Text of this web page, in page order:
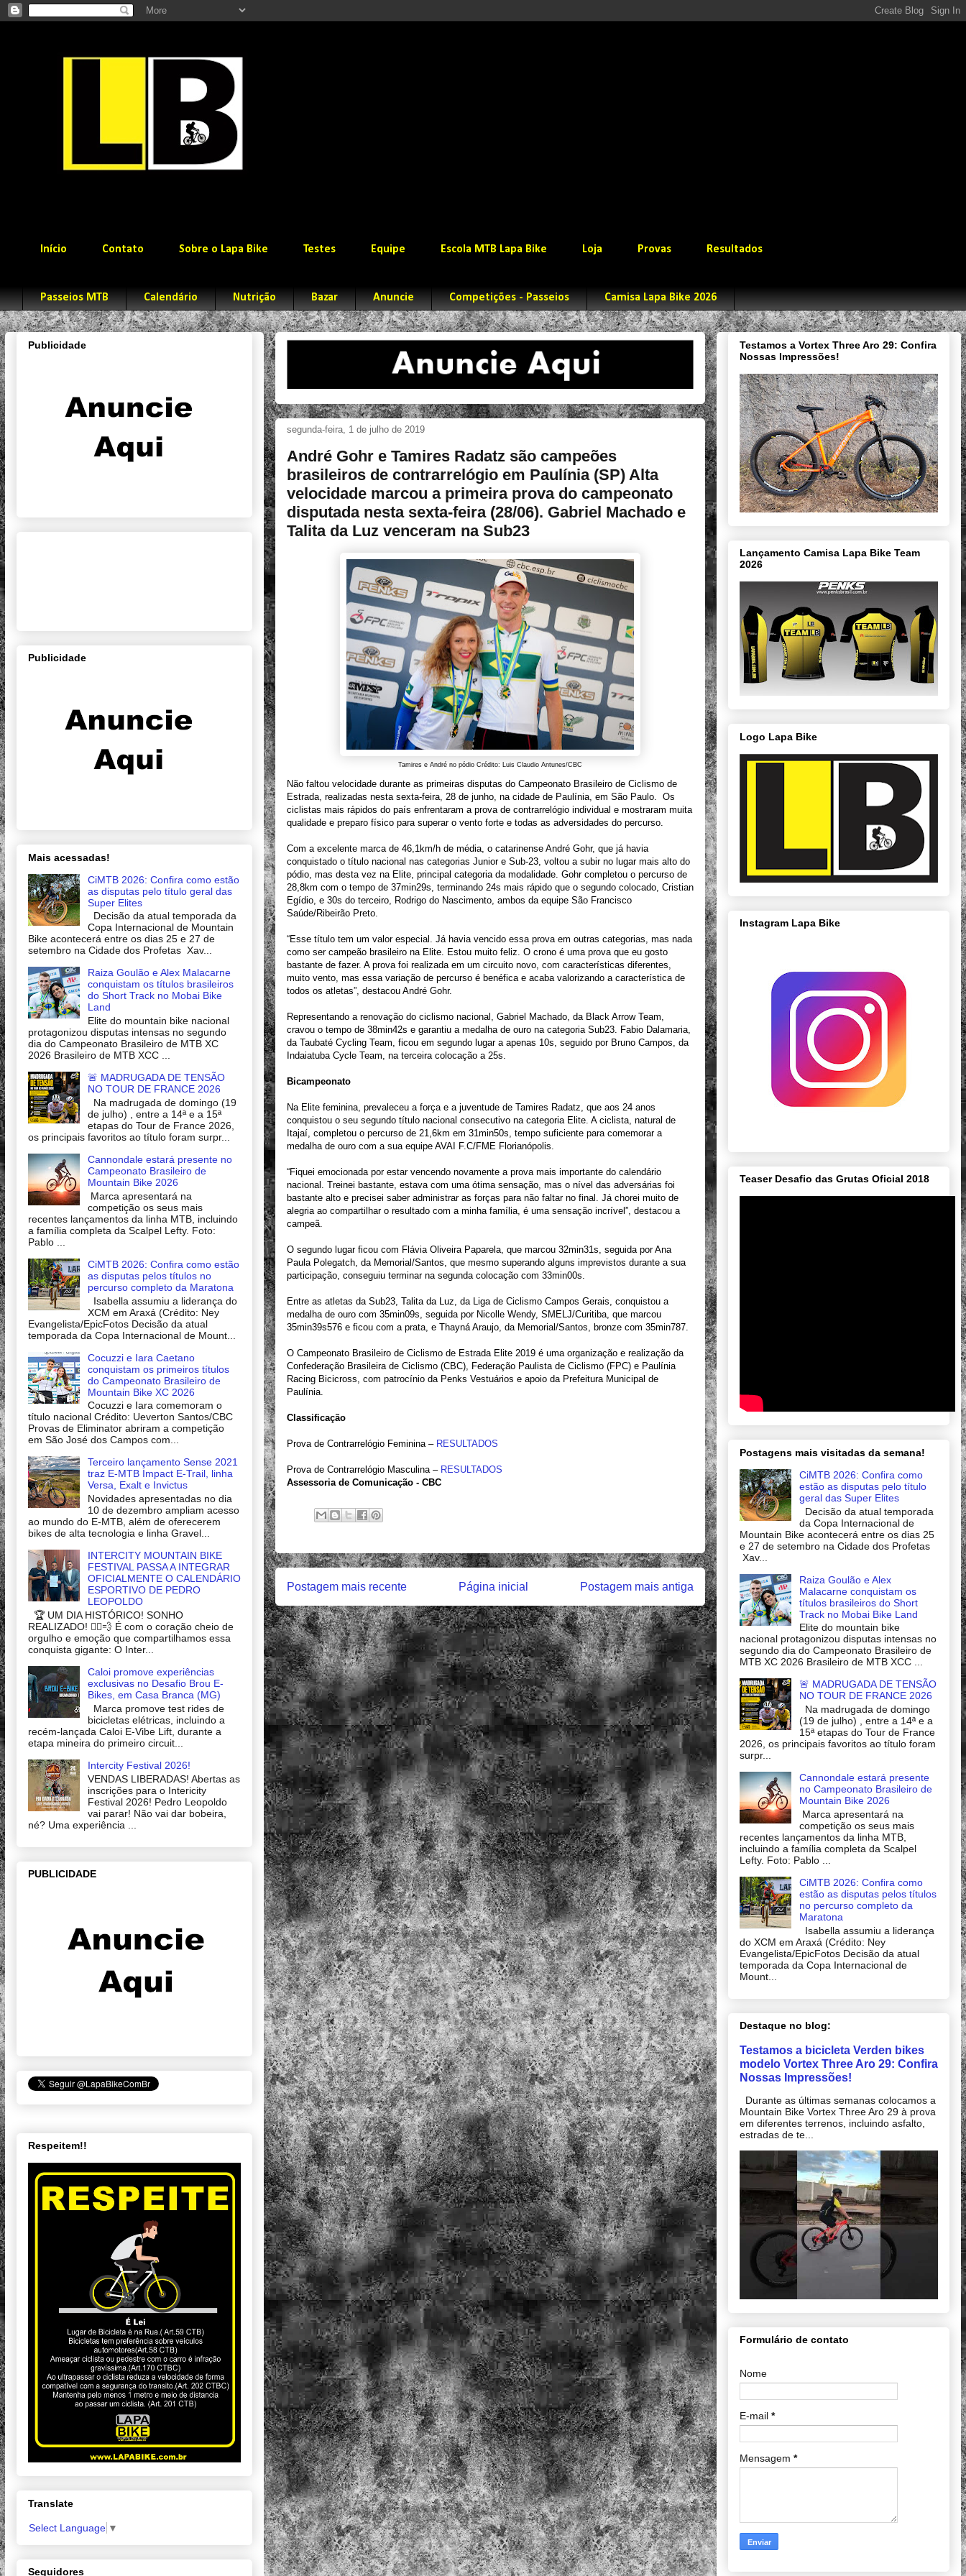
Início Contato Sobre o Lapa Bike Testes Equipe Escola MTB Lapa Bike Loja Provas Resultados
Passeios MTB Calendário Nutrição Bazar Anuncie Competições - Passeios Camisa Lapa Bike 2026
segunda-feira, 1 de julho de 2019
André Gohr e Tamires Radatz são campeões
brasileiros de contrarrelógio em Paulínia (SP) Alta
velocidade marcou a primeira prova do campeonato
disputada nesta sexta-feira (28/06). Gabriel Machado e
Talita da Luz venceram na Sub23
Tamires e André no pódio Crédito: Luis Claudio Antunes/CBC
Não faltou velocidade durante as primeiras disputas do Campeonato Brasileiro de Ciclismo de
Estrada, realizadas nesta sexta-feira, 28 de junho, na cidade de Paulínia, em São Paulo. Os
ciclistas mais rápidos do país enfrentaram a prova de contrarrelógio individual e mostraram muita
qualidade e preparo físico para superar o vento forte e todas as adversidades do percurso.
Com a excelente marca de 46,1km/h de média, o catarinense André Gohr, que já havia
conquistado o título nacional nas categorias Junior e Sub-23, voltou a subir no lugar mais alto do
pódio, mas desta vez na Elite, principal categoria da modalidade. Gohr completou o percurso de
28,8km com o tempo de 37min29s, terminando 24s mais rápido que o segundo colocado, Cristian
Egídio, e 30s do terceiro, Rodrigo do Nascimento, ambos da equipe São Francisco
Saúde/Ribeirão Preto.
“Esse título tem um valor especial. Já havia vencido essa prova em outras categorias, mas nada
como ser campeão brasileiro na Elite. Estou muito feliz. O crono é uma prova que eu gosto
bastante de fazer. A prova foi realizada em um circuito novo, com características diferentes,
muito vento, mas essa variação de percurso é benéfica e acaba valorizando a característica de
todos os atletas”, destacou André Gohr.
Representando a renovação do ciclismo nacional, Gabriel Machado, da Black Arrow Team,
cravou o tempo de 38min42s e garantiu a medalha de ouro na categoria Sub23. Fabio Dalamaria,
da Taubaté Cycling Team, ficou em segundo lugar a apenas 10s, seguido por Bruno Campos, da
Indaiatuba Cycle Team, na terceira colocação a 25s.
Bicampeonato
Na Elite feminina, prevaleceu a força e a juventude de Tamires Radatz, que aos 24 anos
conquistou o seu segundo título nacional consecutivo na categoria Elite. A ciclista, natural de
Itajaí, completou o percurso de 21,6km em 31min50s, tempo suficiente para comemorar a
medalha de ouro com a sua equipe AVAI F.C/FME Florianópolis.
“Fiquei emocionada por estar vencendo novamente a prova mais importante do calendário
nacional. Treinei bastante, estava com uma ótima sensação, mas o nível das adversárias foi
bastante alto e precisei saber administrar as forças para não faltar no final. Já chorei muito de
alegria ao compartilhar o resultado com a minha família, é uma sensação incrível”, destacou a
campeã.
O segundo lugar ficou com Flávia Oliveira Paparela, que marcou 32min31s, seguida por Ana
Paula Polegatch, da Memorial/Santos, que mesmo superando alguns imprevistos durante a sua
participação, conseguiu terminar na segunda colocação com 33min00s.
Entre as atletas da Sub23, Talita da Luz, da Liga de Ciclismo Campos Gerais, conquistou a
medalha de ouro com 35min09s, seguida por Nicolle Wendy, SMELJ/Curitiba, que marcou
35min39s576 e ficou com a prata, e Thayná Araujo, da Memorial/Santos, bronze com 35min787.
O Campeonato Brasileiro de Ciclismo de Estrada Elite 2019 é uma organização e realização da
Confederação Brasileira de Ciclismo (CBC), Federação Paulista de Ciclismo (FPC) e Paulínia
Racing Bicicross, com patrocínio da Penks Vestuários e apoio da Prefeitura Municipal de
Paulínia.
Classificação
Prova de Contrarrelógio Feminina – RESULTADOS
Prova de Contrarrelógio Masculina – RESULTADOS
Assessoria de Comunicação - CBC
Postagem mais recente Postagem mais antiga
Página inicial
Publicidade
Publicidade
Mais acessadas!
CiMTB 2026: Confira como estão
as disputas pelo título geral das
Super Elites
Decisão da atual temporada da
Copa Internacional de Mountain
Bike acontecerá entre os dias 25 e 27 de
setembro na Cidade dos Profetas Xav...
Raiza Goulão e Alex Malacarne
conquistam os títulos brasileiros
do Short Track no Mobai Bike
Land
Elite do mountain bike nacional
protagonizou disputas intensas no segundo
dia do Campeonato Brasileiro de MTB XC
2026 Brasileiro de MTB XCC ...
🚨 MADRUGADA DE TENSÃO
NO TOUR DE FRANCE 2026
Na madrugada de domingo (19
de julho) , entre a 14ª e a 15ª
etapas do Tour de France 2026,
os principais favoritos ao título foram surpr...
Cannondale estará presente no
Campeonato Brasileiro de
Mountain Bike 2026
Marca apresentará na
competição os seus mais
recentes lançamentos da linha MTB, incluindo
a família completa da Scalpel Lefty. Foto:
Pablo ...
CiMTB 2026: Confira como estão
as disputas pelos títulos no
percurso completo da Maratona
Isabella assumiu a liderança do
XCM em Araxá (Crédito: Ney
Evangelista/EpicFotos Decisão da atual
temporada da Copa Internacional de Mount...
Cocuzzi e Iara Caetano
conquistam os primeiros títulos
do Campeonato Brasileiro de
Mountain Bike XC 2026
Cocuzzi e Iara comemoram o
título nacional Crédito: Ueverton Santos/CBC
Provas de Eliminator abriram a competição
em São José dos Campos com...
Terceiro lançamento Sense 2021
traz E-MTB Impact E-Trail, linha
Versa, Exalt e Invictus
Novidades apresentadas no dia
10 de dezembro ampliam acesso
ao mundo do E-MTB, além de oferecerem
bikes de alta tecnologia e linha Gravel...
INTERCITY MOUNTAIN BIKE
FESTIVAL PASSA A INTEGRAR
OFICIALMENTE O CALENDÁRIO
ESPORTIVO DE PEDRO
LEOPOLDO
🏆 UM DIA HISTÓRICO! SONHO
REALIZADO! 🚴‍♂️💨 É com o coração cheio de
orgulho e emoção que compartilhamos essa
conquista gigante: O Inter...
Caloi promove experiências
exclusivas no Desafio Brou E-
Bikes, em Casa Branca (MG)
Marca promove test rides de
bicicletas elétricas, incluindo a
recém-lançada Caloi E-Vibe Lift, durante a
etapa mineira do primeiro circuit...
Intercity Festival 2026!
VENDAS LIBERADAS! Abertas as
inscrições para o Intericity
Festival 2026! Pedro Leopoldo
vai parar! Não vai dar bobeira,
né? Uma experiência ...
PUBLICIDADE
Respeitem!!
Translate
Select Language ▼
Seguidores
Testamos a Vortex Three Aro 29: Confira
Nossas Impressões!
Lançamento Camisa Lapa Bike Team
2026
Logo Lapa Bike
Instagram Lapa Bike
Teaser Desafio das Grutas Oficial 2018
Postagens mais visitadas da semana!
CiMTB 2026: Confira como
estão as disputas pelo título
geral das Super Elites
Decisão da atual temporada
da Copa Internacional de
Mountain Bike acontecerá entre os dias 25
e 27 de setembro na Cidade dos Profetas
Xav...
Raiza Goulão e Alex
Malacarne conquistam os
títulos brasileiros do Short
Track no Mobai Bike Land
Elite do mountain bike
nacional protagonizou disputas intensas no
segundo dia do Campeonato Brasileiro de
MTB XC 2026 Brasileiro de MTB XCC ...
🚨 MADRUGADA DE TENSÃO
NO TOUR DE FRANCE 2026
Na madrugada de domingo
(19 de julho) , entre a 14ª e a
15ª etapas do Tour de France
2026, os principais favoritos ao título foram
surpr...
Cannondale estará presente
no Campeonato Brasileiro de
Mountain Bike 2026
Marca apresentará na
competição os seus mais
recentes lançamentos da linha MTB,
incluindo a família completa da Scalpel
Lefty. Foto: Pablo ...
CiMTB 2026: Confira como
estão as disputas pelos títulos
no percurso completo da
Maratona
Isabella assumiu a liderança
do XCM em Araxá (Crédito: Ney
Evangelista/EpicFotos Decisão da atual
temporada da Copa Internacional de
Mount...
Destaque no blog:
Testamos a bicicleta Verden bikes
modelo Vortex Three Aro 29: Confira
Nossas Impressões!
Durante as últimas semanas colocamos a
Mountain Bike Vortex Three Aro 29 à prova
em diferentes terrenos, incluindo asfalto,
estradas de te...
Formulário de contato
Nome
E-mail *
Mensagem *